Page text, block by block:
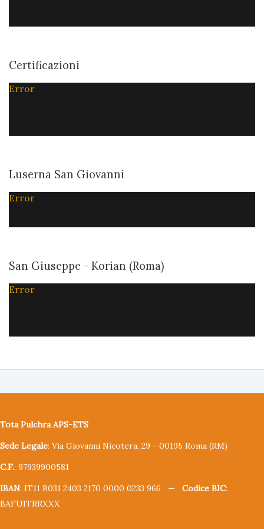
Certificazioni
Error
Luserna San Giovanni
Error
San Giuseppe - Korian (Roma)
Error
Tota Pulchra APS-ETS
Sede Legale: Via Giovanni Nicotera, 29 - 00195 Roma (RM)
C.F.: 97939900581
IBAN: IT11 B031 2403 2170 0000 0233 966 — Codice BIC:
BAFUITRRXXX